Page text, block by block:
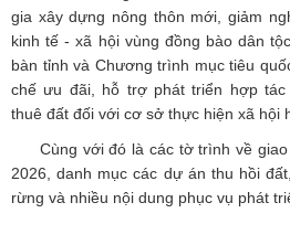
gia xây dựng nông thôn mới, giảm
kinh tế - xã hội vùng đồng bào dân
bàn tỉnh và Chương trình mục tiêu
chế ưu đãi, hỗ trợ phát triển hợp tác
thuê đất đối với cơ sở thực hiện xã hội
Cùng với đó là các tờ trình về
2026, danh mục các dự án thu hồi
rừng và nhiều nội dung phục vụ phát